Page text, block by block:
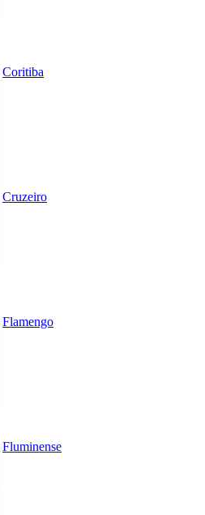
Coritiba
Cruzeiro
Flamengo
Fluminense